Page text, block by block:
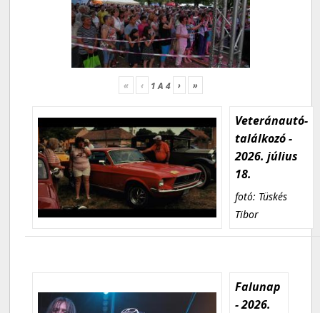
« ‹ 1A 4 › »
Veteránautó-
találkozó -
2026. július
18.
fotó: Tüskés
Tibor
Falunap
- 2026.